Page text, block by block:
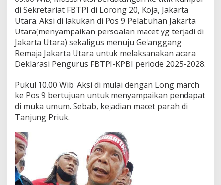
di Sekretariat FBTPI di Lorong 20, Koja, Jakarta
Utara. Aksi di lakukan di Pos 9 Pelabuhan Jakarta
Utara(menyampaikan persoalan macet yg terjadi di
Jakarta Utara) sekaligus menuju Gelanggang
Remaja Jakarta Utara untuk melaksanakan acara
Deklarasi Pengurus FBTPI-KPBI periode 2025-2028.
Pukul 10.00 Wib; Aksi di mulai dengan Long march
ke Pos 9 bertujuan untuk menyampaikan pendapat
di muka umum. Sebab, kejadian macet parah di
Tanjung Priuk.